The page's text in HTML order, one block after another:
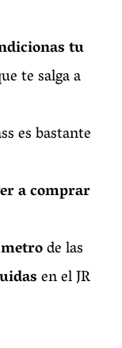
tu
te salga a
es bastante
a comprar
de las
en el JR